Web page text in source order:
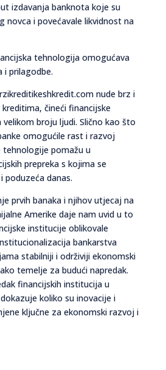
izdavanja banknota koje su
novca i povećavale likvidnost na
tehnologija omogućava
i prilagodbe.
nude brz i
čineći financijske
broju ljudi. Slično kao što
omogućile rast i razvoj
tehnologije pomažu u
prepreka s kojima se
poduzeća danas.
prvih banaka i njihov utjecaj na
Amerike daje nam uvid u to
institucije oblikovale
bankarstva
stabilniji i održiviji ekonomski
temelje za budući napredak.
financijskih institucija u
koliko su inovacije i
ključne za ekonomski razvoj i